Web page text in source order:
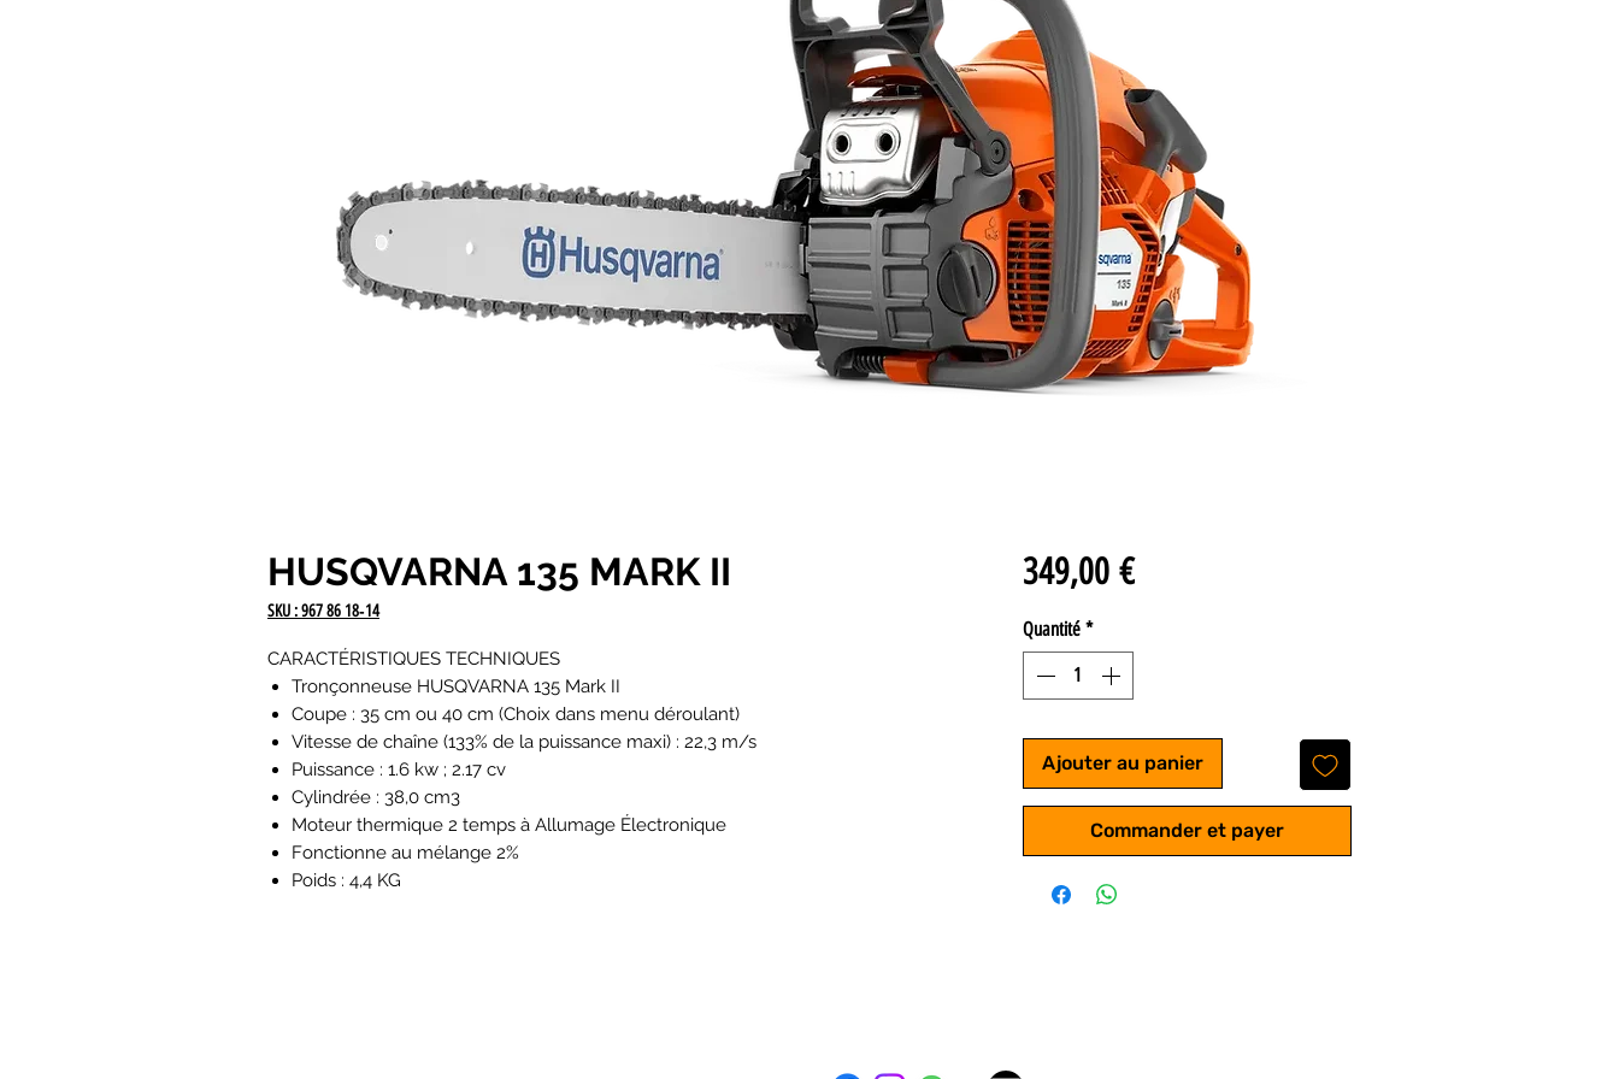
HUSQVARNA 135 MARK II
SKU : 967 86 18‑14
CARACTÉRISTIQUES TECHNIQUES
Tronçonneuse HUSQVARNA 135 Mark II
Coupe : 35 cm ou 40 cm (Choix dans menu déroulant)
Vitesse de chaîne (133% de la puissance maxi) : 22,3 m/s
Puissance : 1.6 kw ; 2.17 cv
Cylindrée : 38,0 cm3
Moteur thermique 2 temps à Allumage Électronique
Fonctionne au mélange 2%
Poids : 4,4 KG
349,00 €Prix
Quantité *
Ajouter au panier
Commander et payer